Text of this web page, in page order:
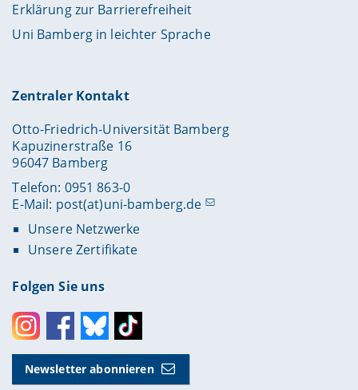
Erklärung zur Barrierefreiheit
Uni Bamberg in leichter Sprache
Zentraler Kontakt
Otto-Friedrich-Universität Bamberg
Kapuzinerstraße 16
96047 Bamberg
Telefon: 0951 863-0
E-Mail: post(at)uni-bamberg.de
Unsere Netzwerke
Unsere Zertifikate
Folgen Sie uns
InstagramFacebookBlueskyToktok
Newsletter abonnieren